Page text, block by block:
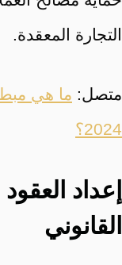
التجارة المعقدة.
متصل: ما هي
2024؟
إعداد
القانوني